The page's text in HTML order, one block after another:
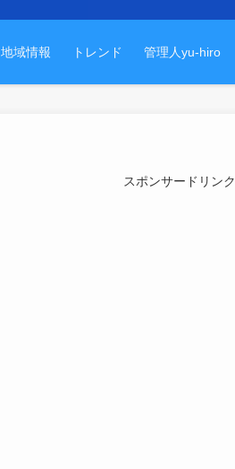
地域情報 トレンド 管理人yu-hiro
スポンサードリンク